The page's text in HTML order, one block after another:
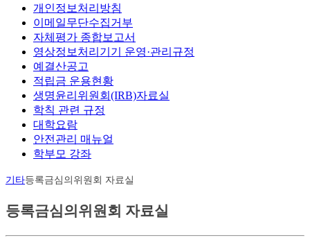
개인정보처리방침
이메일무단수집거부
자체평가 종합보고서
영상정보처리기기 운영·관리규정
예결산공고
적립금 운용현황
생명윤리위원회(IRB)자료실
학칙 관련 규정
대학요람
안전관리 매뉴얼
학부모 강좌
기타등록금심의위원회 자료실
등록금심의위원회 자료실